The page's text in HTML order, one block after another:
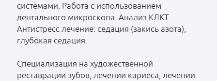
системами. Работа с использованием
дентального микроскопа. Анализ КЛКТ.
Антистресс лечение: седация (закись азота),
глубокая седация.
Специализация на художественной
реставрации зубов, лечении кариеса, лечении